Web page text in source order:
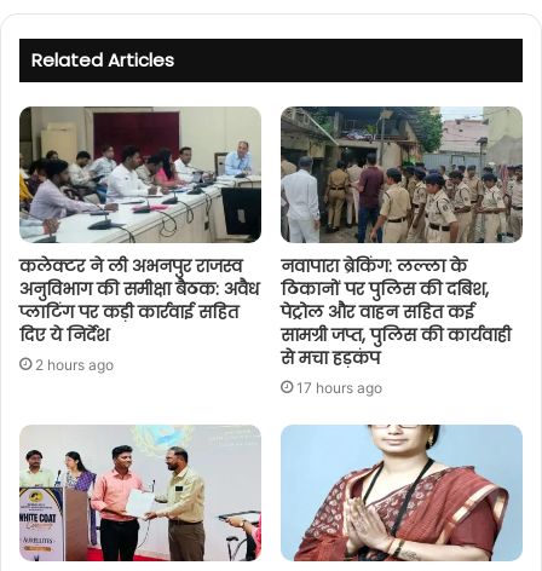
Related Articles
कलेक्टर ने ली अभनपुर राजस्व
अनुविभाग की समीक्षा बैठक: अवैध
प्लाटिंग पर कड़ी कार्रवाई सहित
दिए ये निर्देश
2 hours ago
नवापारा ब्रेकिंग: लल्ला के
ठिकानों पर पुलिस की दबिश,
पेट्रोल और वाहन सहित कई
सामग्री जप्त, पुलिस की कार्यवाही
से मचा हड़कंप
17 hours ago